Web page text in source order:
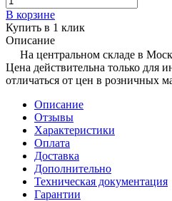
В корзине
Купить в 1 клик
Описание
На центральном складе в
Цена действительна только для
отличаться от цен в розничных
Описание
Отзывы
Характеристики
Оплата
Доставка
Дополнительно
Техническая документация
Гарантии